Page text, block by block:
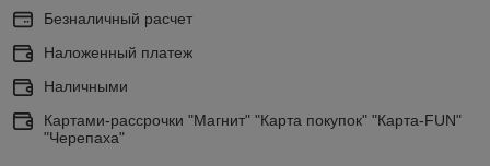
Безналичный расчет
Наложенный платеж
Наличными
Картами-рассрочки "Магнит" "Карта покупок" "Карта-FUN"
"Черепаха"